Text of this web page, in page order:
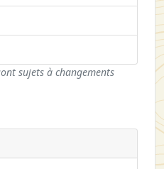
sujets à changements